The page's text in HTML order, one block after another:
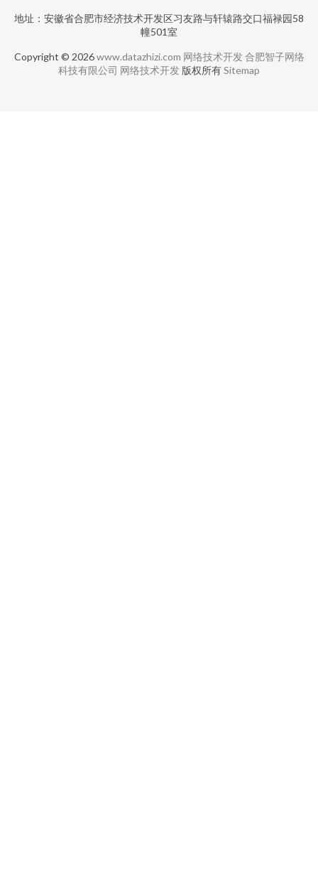
地址：安徽省合肥市经济技术开发区习友路与轩辕路交口福禄园58
幢501室
Copyright © 2026www.datazhizi.com 网络技术开发 合肥智子网络
科技有限公司 网络技术开发 版权所有Sitemap